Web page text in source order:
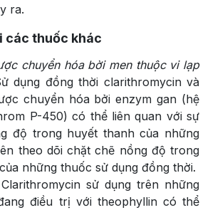
ra.
các thuốc khác
chuyển hóa bời men thuộc vi lạp
dụng đồng thời clarithromycin và
chuyển hóa bởi enzym gan (hệ
P-450) có thể liên quan với sự
độ trong huyết thanh của những
theo dõi chặt chẽ nồng độ trong
những thuốc sử dụng đồng thời.
sử dụng trên những
điều trị với theophyllin có thể